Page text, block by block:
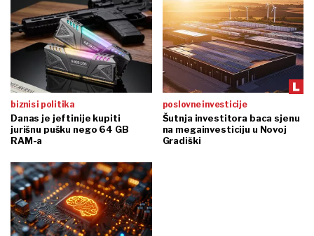
biznis i politika
Danas je jeftinije kupiti
jurišnu pušku nego 64 GB
RAM-a
poslovne investicije
Šutnja investitora baca sjenu
na megainvesticiju u Novoj
Gradiški